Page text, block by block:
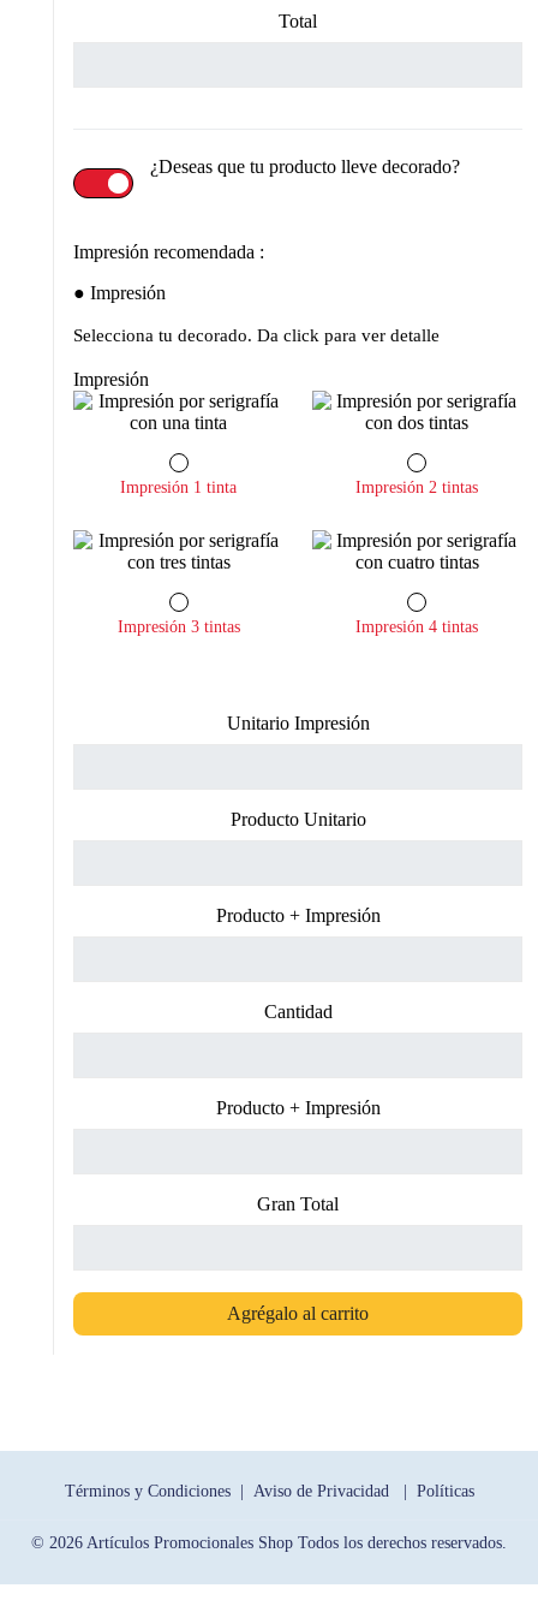
Total
¿Deseas que tu producto lleve decorado?
Impresión recomendada :
Impresión
Selecciona tu decorado. Da click para ver detalle
Impresión
Impresión 1 tinta Impresión 2 tintas
Impresión 3 tintas Impresión 4 tintas
Unitario Impresión
Producto Unitario
Producto + Impresión
Cantidad
Producto + Impresión
Gran Total
Agrégalo al carrito
Términos y Condiciones | Aviso de Privacidad | Políticas
© 2026 Artículos Promocionales Shop Todos los derechos reservados.